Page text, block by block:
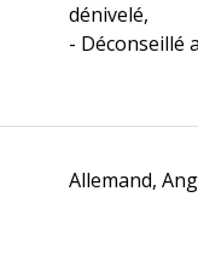
dénivelé,
- Déconseillé
Allemand,